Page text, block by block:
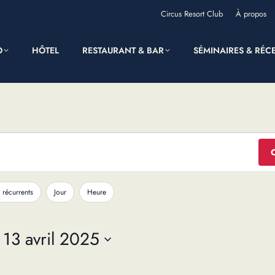
Circus Resort Club À propos
HÔTEL RESTAURANT & BAR SÉMINAIRES &
récurrents Jour Heure
13 avril 2025